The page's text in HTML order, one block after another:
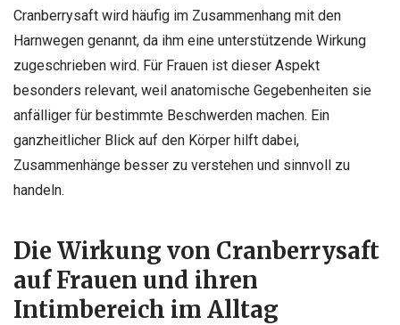
Cranberrysaft wird häufig im Zusammenhang mit den
Harnwegen genannt, da ihm eine unterstützende Wirkung
zugeschrieben wird. Für Frauen ist dieser Aspekt
besonders relevant, weil anatomische Gegebenheiten sie
anfälliger für bestimmte Beschwerden machen. Ein
ganzheitlicher Blick auf den Körper hilft dabei,
Zusammenhänge besser zu verstehen und sinnvoll zu
handeln.
Die Wirkung von Cranberrysaft
auf Frauen und ihren
Intimbereich im Alltag